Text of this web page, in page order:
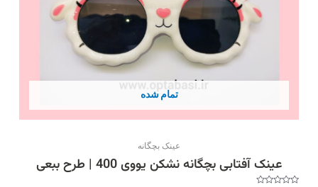
تمام شده
عینک بچگانه
عینک آفتابی بچگانه نشکن یووی 400 | طرح ببعی
می
باشد.
ها
در
انتخاب